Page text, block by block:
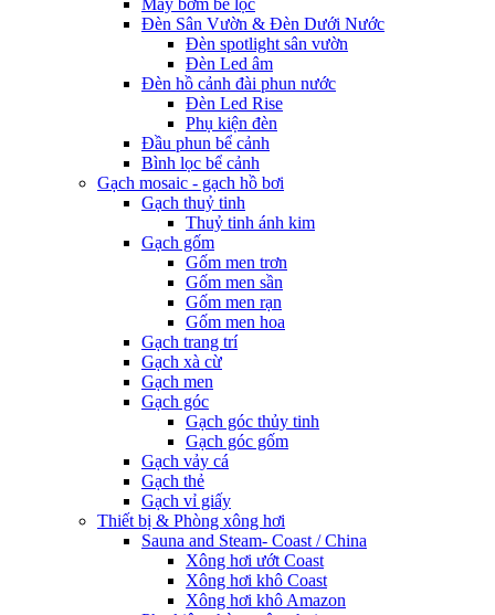
Máy bơm bể lọc
Đèn Sân Vườn & Đèn Dưới Nước
Đèn spotlight sân vườn
Đèn Led âm
Đèn hồ cảnh đài phun nước
Đèn Led Rise
Phụ kiện đèn
Đầu phun bể cảnh
Bình lọc bể cảnh
Gạch mosaic - gạch hồ bơi
Gạch thuỷ tinh
Thuỷ tinh ánh kim
Gạch gốm
Gốm men trơn
Gốm men sần
Gốm men rạn
Gốm men hoa
Gạch trang trí
Gạch xà cừ
Gạch men
Gạch góc
Gạch góc thủy tinh
Gạch góc gốm
Gạch vảy cá
Gạch thẻ
Gạch vỉ giấy
Thiết bị & Phòng xông hơi
Sauna and Steam- Coast / China
Xông hơi ướt Coast
Xông hơi khô Coast
Xông hơi khô Amazon